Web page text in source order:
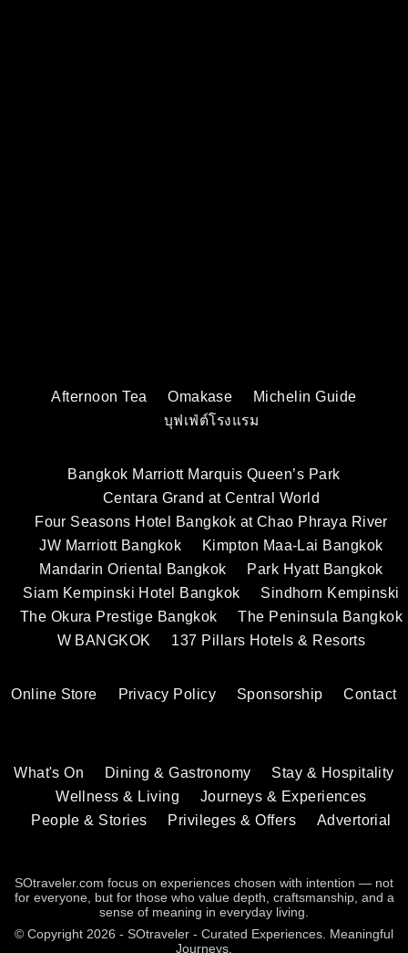
Afternoon Tea Omakase
Michelin Guide
บุฟเฟ่ต์โรงแรม
Bangkok Marriott Marquis Queen’s Park
Centara Grand at Central World
Four Seasons Hotel Bangkok at Chao Phraya River
JW Marriott Bangkok
Kimpton Maa-Lai Bangkok
Mandarin Oriental Bangkok
Park Hyatt Bangkok
Siam Kempinski Hotel Bangkok
Sindhorn Kempinski
The Okura Prestige Bangkok
The Peninsula Bangkok
W BANGKOK
137 Pillars Hotels & Resorts
Online Store Privacy Policy Sponsorship Contact
What's On Dining & Gastronomy
Stay & Hospitality
Wellness & Living
Journeys & Experiences
People & Stories
Privileges & Offers Advertorial
SOtraveler.com focus on experiences chosen with intention — not
for everyone, but for those who value depth, craftsmanship, and a
sense of meaning in everyday living.
© Copyright 2026 - SOtraveler - Curated Experiences. Meaningful
Journeys.